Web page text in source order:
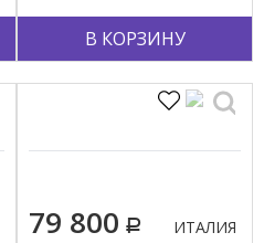
В КОРЗИНУ
79 800 ИТАЛИЯ